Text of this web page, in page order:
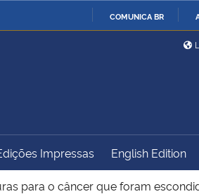
COMUNICA BR
Ministério da Defesa
Ministério do
Desenvolvimento Regional
Impressas English Edition
para o câncer que foram